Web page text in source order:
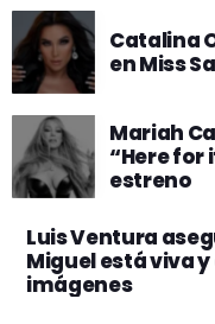
Catalina
en Miss
Mariah
“Here for
estreno
Luis Ventura
Miguel está viva
imágenes